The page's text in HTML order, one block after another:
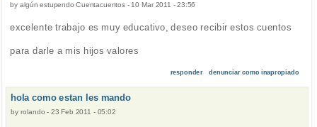
by algún estupendo Cuentacuentos- 10 Mar 2011 - 23:56
excelente trabajo es muy educativo, deseo recibir estos cuentos
para darle a mis hijos valores
responder denunciar como inapropiado
hola como estan les mando
by rolando - 23 Feb 2011 - 05:02